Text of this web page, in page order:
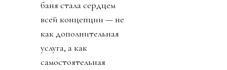
баня стала сердцем
всей концепции — не
как дополнительная
услуга, а как
самостоятельная